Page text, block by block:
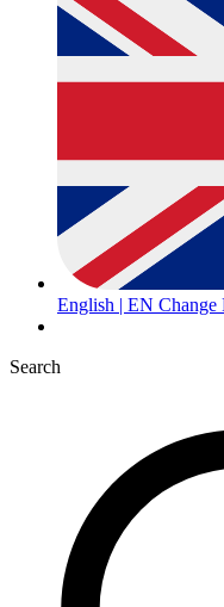
English | EN Change
Search